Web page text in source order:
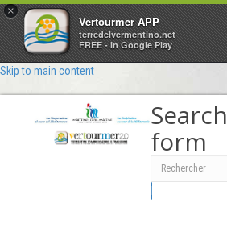
×
Vertourmer APP
terredelvermentino.net
FREE - In Google Play
Skip to main content
Search
form